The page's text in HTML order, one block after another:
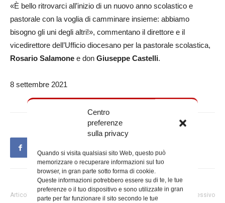
Centro
preferenze
sulla privacy
Quando si visita qualsiasi sito Web, questo può
memorizzare o recuperare informazioni sul tuo
browser, in gran parte sotto forma di cookie.
Queste informazioni potrebbero essere su di te, le tue
preferenze o il tuo dispositivo e sono utilizzate in gran
parte per far funzionare il sito secondo le tue
«È bello ritrovarci all’inizio di un nuovo anno scolastico e
pastorale con la voglia di camminare insieme: abbiamo
bisogno gli uni degli altri!», commentano il direttore e il
vicedirettore dell’Ufficio diocesano per la pastorale scolastica,
Rosario Salamone e don Giuseppe Castelli.
8 settembre 2021
Articolo precedente Articolo successivo